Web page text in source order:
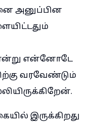
அனுப்பின
என்று என்னோடே
வரவேண்டும்
இருக்கிறது